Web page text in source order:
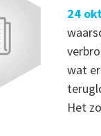
24
wat
Het